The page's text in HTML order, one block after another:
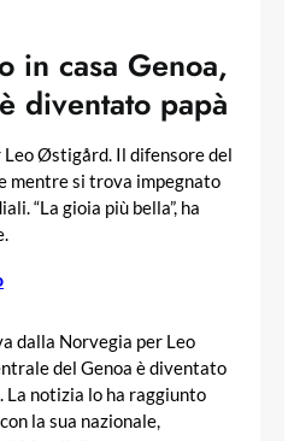
in casa Genoa,
diventato papà
Leo Østigård. Il difensore del
mentre si trova impegnato
“La gioia più bella”, ha
dalla Norvegia per Leo
del Genoa è diventato
La notizia lo ha raggiunto
la sua nazionale,